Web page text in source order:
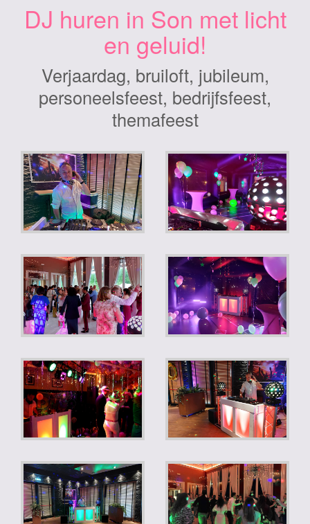
DJ huren in Son met licht
en geluid!
Verjaardag, bruiloft, jubileum,
personeelsfeest, bedrijfsfeest,
themafeest